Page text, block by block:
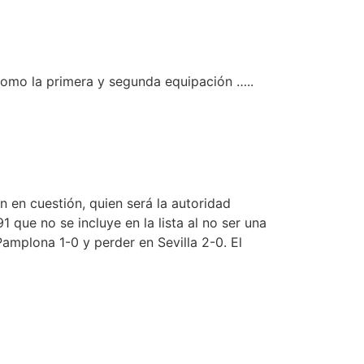
la primera y segunda equipación …..
cuestión, quien será la autoridad
que no se incluye en la lista al no ser una
1-0 y perder en Sevilla 2-0. El